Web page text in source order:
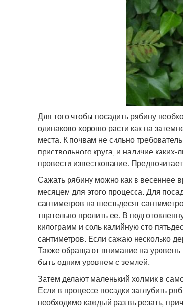
Для того чтобы посадить рябину
одинаково хорошо расти как на
места. К почвам не сильно
приствольного круга, и наличие
провести известкование.
Сажать рябину можно как в весеннее
месяцем для этого процесса. Для
сантиметров на шестьдесят
тщательно пролить ее. В
килограмм и соль калийную сто
сантиметров. Если сажаю несколько
Также обращают внимание на уровень
быть одним уровнем с землей.
Затем делают маленький холмик в
Если в процессе посадки заглубить
необходимо каждый раз вырезать,